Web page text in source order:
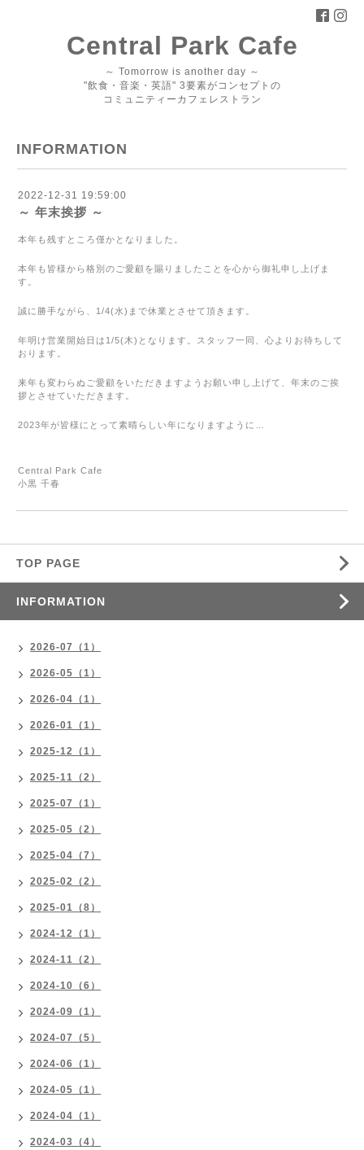
Central Park Cafe
～ Tomorrow is another day ～
"飲食・音楽・英語" 3要素がコンセプトの
コミュニティーカフェレストラン
INFORMATION
2022-12-31 19:59:00
～ 年末挨拶 ～
本年も残すところ僅かとなりました。
本年も皆様から格別のご愛顧を賜りましたことを心から御礼申し上げま
す。
誠に勝手ながら、1/4(水)まで休業とさせて頂きます。
年明け営業開始日は1/5(木)となります。スタッフ一同、心よりお待ちして
おります。
来年も変わらぬご愛顧をいただきますようお願い申し上げて、年末のご挨
拶とさせていただきます。
2023年が皆様にとって素晴らしい年になりますように…
Central Park Cafe
小黒 千春
TOP PAGE
INFORMATION
2026-07（1）
2026-05（1）
2026-04（1）
2026-01（1）
2025-12（1）
2025-11（2）
2025-07（1）
2025-05（2）
2025-04（7）
2025-02（2）
2025-01（8）
2024-12（1）
2024-11（2）
2024-10（6）
2024-09（1）
2024-07（5）
2024-06（1）
2024-05（1）
2024-04（1）
2024-03（4）